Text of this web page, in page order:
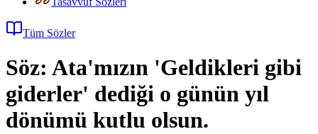
Tüm Sözler
Söz: Ata'mızın 'Geldikleri gibi
giderler' dediği o günün yıl
dönümü kutlu olsun.